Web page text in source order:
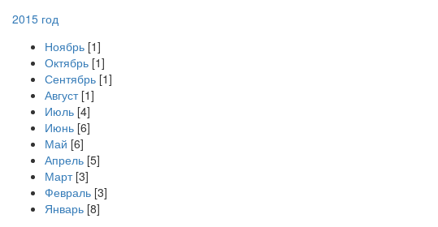
2015 год
Ноябрь [1]
Октябрь [1]
Сентябрь [1]
Август[1]
Июль [4]
Июнь [6]
Май [6]
Апрель [5]
Март[3]
Февраль [3]
Январь [8]